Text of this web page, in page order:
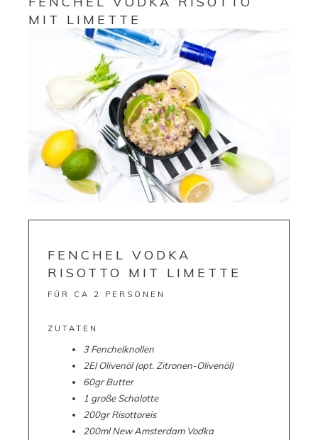
MIT LIMETTE
FENCHEL VODKA
RISOTTO MIT LIMETTE
FÜR CA 2 PERSONEN
ZUTATEN
3 Fenchelknollen
2El Olivenöl (opt. Zitronen-Olivenöl)
60gr Butter
1 große Schalotte
200gr Risottoreis
200ml New Amsterdam Vodka